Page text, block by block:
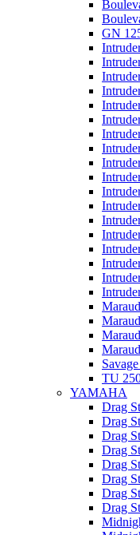
GN
TU
YAMAHA
Drag
Drag
Drag
Drag
Drag
Drag
Drag
Drag